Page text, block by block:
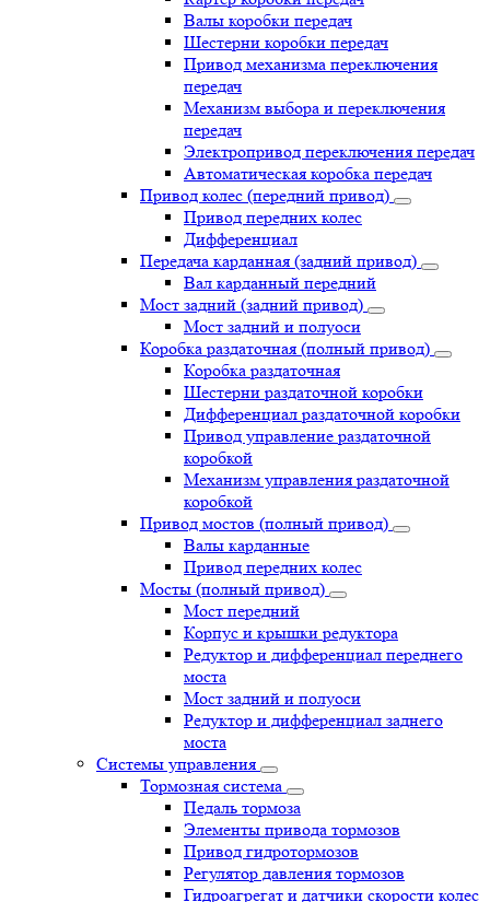
Валы коробки передач
Шестерни коробки передач
Привод механизма переключения
передач
Механизм выбора и переключения
передач
Электропривод переключения передач
Автоматическая коробка передач
Привод колес (передний привод)
Привод передних колес
Дифференциал
Передача карданная (задний привод)
Вал карданный передний
Мост задний (задний привод)
Мост задний и полуоси
Коробка раздаточная (полный привод)
Коробка раздаточная
Шестерни раздаточной коробки
Дифференциал раздаточной коробки
Привод управление раздаточной
коробкой
Механизм управления раздаточной
коробкой
Привод мостов (полный привод)
Валы карданные
Привод передних колес
Мосты (полный привод)
Мост передний
Корпус и крышки редуктора
Редуктор и дифференциал переднего
моста
Мост задний и полуоси
Редуктор и дифференциал заднего
моста
Системы управления
Тормозная система
Педаль тормоза
Элементы привода тормозов
Привод гидротормозов
Регулятор давления тормозов
Гидроагрегат и датчики скорости колес